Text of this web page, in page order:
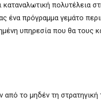
πολυτέλεια
ένα πρόγραμμα γεμάτο
υπηρεσία που θα τους
το μηδέν τη